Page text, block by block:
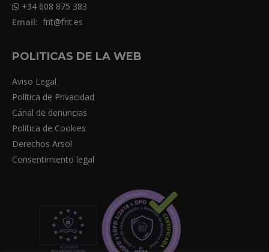
+34 608 875 383
Email: fnt@fnt.es
POLITICAS DE LA WEB
Aviso Legal
Política de Privacidad
Canal de denuncias
Política de Cookies
Derechos Arsol
Consentimiento legal